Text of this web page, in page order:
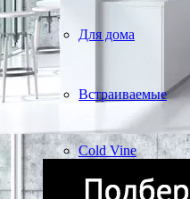
Для дома
Встраиваемые
Cold Vine